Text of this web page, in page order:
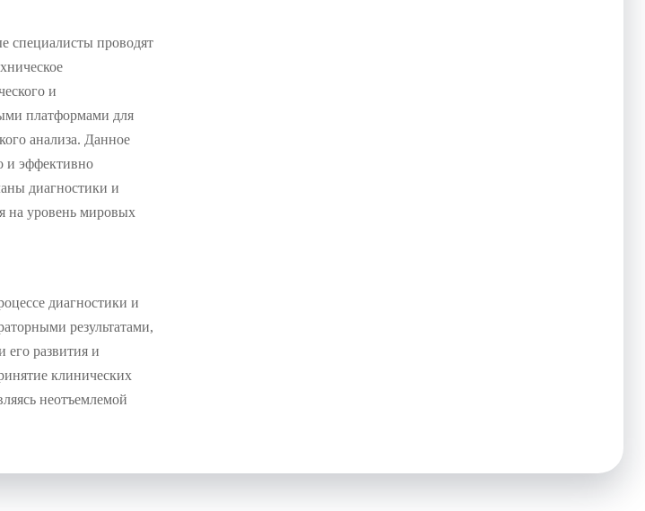
специалисты проводят
и
платформами для
анализа. Данное
и эффективно
диагностики и
на уровень мировых
диагностики и
результатами,
его развития и
клинических
неотъемлемой